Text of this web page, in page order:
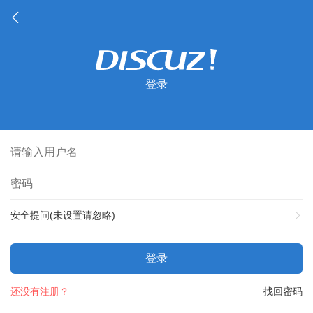
登录
安全提问(未设置请忽略)
登录
找回密码
还没有注册？